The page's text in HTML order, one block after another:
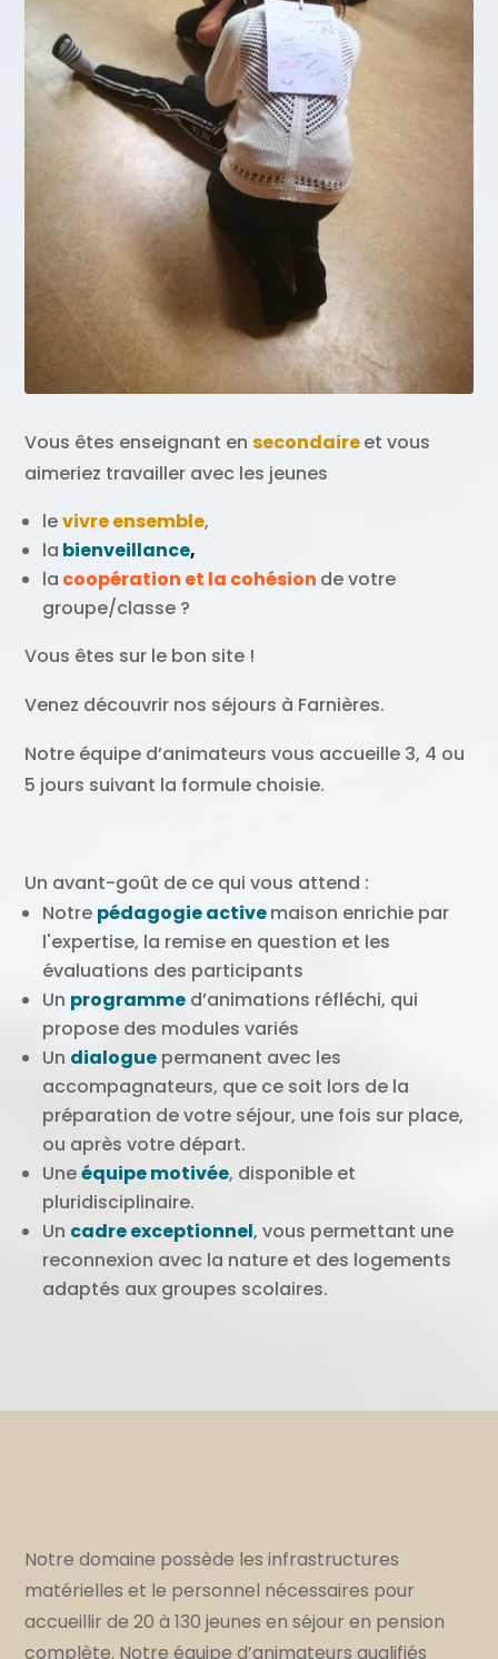
Vous êtes enseignant ensecondaireet vous
aimeriez travailler avec les jeunes
levivre ensemble,
la bienveillance,
la coopération et la cohésion de votre
groupe/classe ?
Vous êtes sur le bon site !
Venez découvrir nos séjours à Farnières.
Notre équipe d’animateurs vous accueille 3, 4 ou
5 jours suivant la formule choisie.
Un avant-goût de ce qui vous attend :
Notre pédagogie activemaison enrichie par
l'expertise, la remise en question et les
évaluations des participants
Un programme d’animations réfléchi, qui
propose des modules variés
Un dialogue permanent avec les
accompagnateurs, que ce soit lors de la
préparation de votre séjour, une fois sur place,
ou après votre départ.
Uneéquipemotivée, disponible et
pluridisciplinaire.
Un cadre exceptionnel, vous permettant une
reconnexion avec la nature et des logements
adaptés aux groupes scolaires.
Notre domaine possède les infrastructures
matérielles et le personnel nécessaires pour
accueillir de 20 à 130 jeunes en séjour en pension
complète. Notre équipe d’animateurs qualifiés